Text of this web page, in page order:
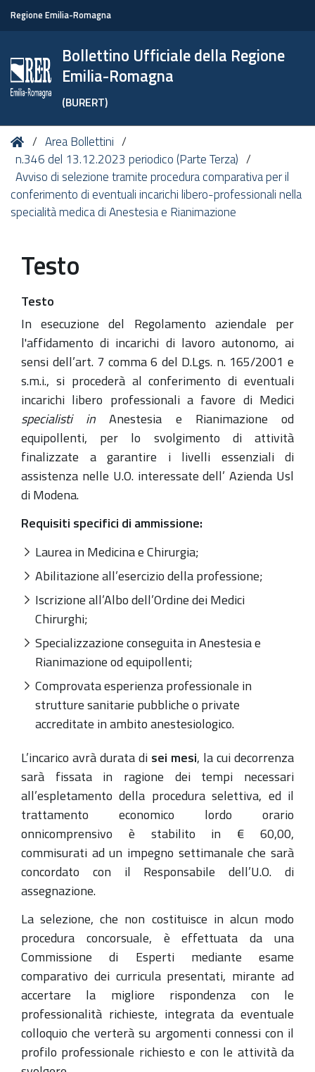
Regione Emilia-Romagna
Bollettino Ufficiale della Regione
Emilia-Romagna
(BURERT)
Tu
sei
qui:
HomeArea Bollettini
n.346 del 13.12.2023 periodico (Parte Terza)
Avviso di selezione tramite procedura comparativa per il
conferimento di eventuali incarichi libero-professionali nella
specialità medica di Anestesia e Rianimazione
Testo
Testo
In esecuzione del Regolamento aziendale per
l'affidamento di incarichi di lavoro autonomo, ai
sensi dell’art. 7 comma 6 del D.Lgs. n. 165/2001 e
s.m.i., si procederà al conferimento di eventuali
incarichi libero professionali a favore di Medici
specialisti inAnestesia e Rianimazione od
equipollenti, per lo svolgimento di attività
finalizzate a garantire i livelli essenziali di
assistenza nelle U.O. interessate dell’ Azienda Usl
di Modena.
Requisiti specifici di ammissione:
Laurea in Medicina e Chirurgia;
Abilitazione all’esercizio della professione;
Iscrizione all’Albo dell’Ordine dei Medici
Chirurghi;
Specializzazione conseguita in Anestesia e
Rianimazione od equipollenti;
Comprovata esperienza professionale in
strutture sanitarie pubbliche o private
accreditate in ambito anestesiologico.
L’incarico avrà durata di sei mesi, la cui decorrenza
sarà fissata in ragione dei tempi necessari
all’espletamento della procedura selettiva, ed il
trattamento economico lordo orario
onnicomprensivo è stabilito in € 60,00,
commisurati ad un impegno settimanale che sarà
concordato con il Responsabile dell’U.O. di
assegnazione.
La selezione, che non costituisce in alcun modo
procedura concorsuale, è effettuata da una
Commissione di Esperti mediante esame
comparativo dei curricula presentati, mirante ad
accertare la migliore rispondenza con le
professionalità richieste, integrata da eventuale
colloquio che verterà su argomenti connessi con il
profilo professionale richiesto e con le attività da